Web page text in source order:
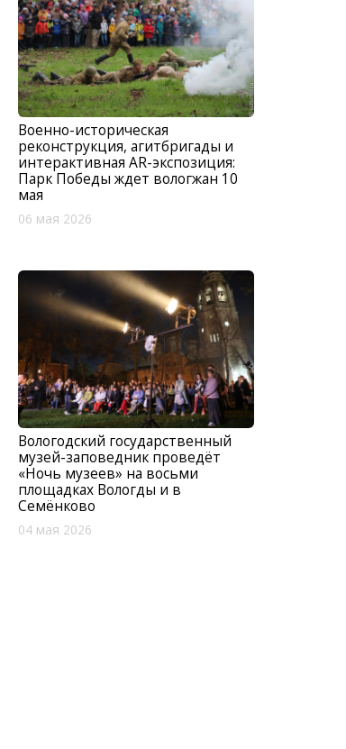
Военно-историческая
реконструкция, агитбригады и
интерактивная AR-экспозиция:
Парк Победы ждет вологжан 10
мая
06 мая 2026
Вологодский государственный
музей-заповедник проведёт
«Ночь музеев» на восьми
площадках Вологды и в
Семёнково
04 мая 2026